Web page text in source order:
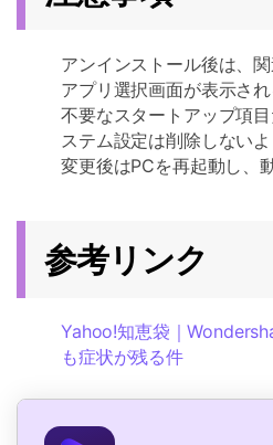
アンインストール後は、
アプリ選択画面が表示され
不要なスタートアップ項
ステム設定は削除しないよ
変更後はPCを再起動し、
参考リンク
Yahoo!知恵袋｜
も症状が残る件